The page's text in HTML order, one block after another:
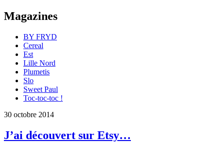
Magazines
BY FRYD
Cereal
Est
Lille Nord
Plumetis
Slo
Sweet Paul
Toc-toc-toc !
30 octobre 2014
J’ai découvert sur Etsy…